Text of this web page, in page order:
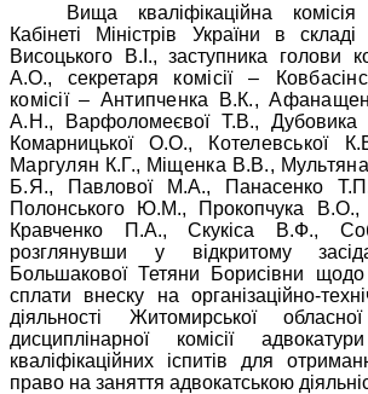
Вища кваліфікаційна
Кабінеті Міністрів України в
Висоцького В.І., заступника голови
А.О., секретаря комісії –
комісії – Антипченка В.К.,
А.Н., Варфоломеєвої Т.В.,
Комарницької О.О.,
Котелевської
Маргулян К.Г., Міщенка В.В.,
Б.Я., Павлової М.А., Панасенко
Полонського Ю.М., Прокопчука В.О.,
Кравченко П.А., Скукіса В.Ф.,
розглянувши у відкритому
Большакової Тетяни Борисівни щодо
сплати внеску на організаційно-
діяльності Житомирської
дисциплінарної комісії
кваліфікаційних іспитів для
право на заняття адвокатською